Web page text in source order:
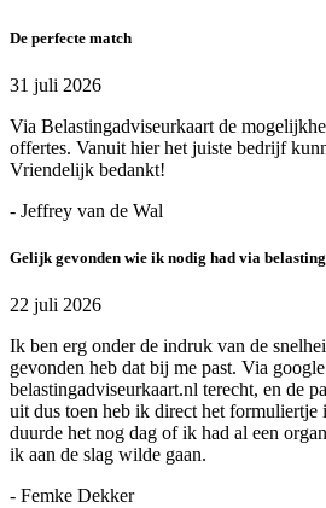
De perfecte match
31 juli 2026
Via Belastingadviseurkaart de
offertes. Vanuit hier het juiste bedrijf
Vriendelijk bedankt!
- Jeffrey van de Wal
Gelijk gevonden wie ik nodig had via
22 juli 2026
Ik ben erg onder de indruk van de
gevonden heb dat bij me past. Via
belastingadviseurkaart.nl terecht, en de
uit dus toen heb ik direct het
duurde het nog dag of ik had al een
ik aan de slag wilde gaan.
- Femke Dekker